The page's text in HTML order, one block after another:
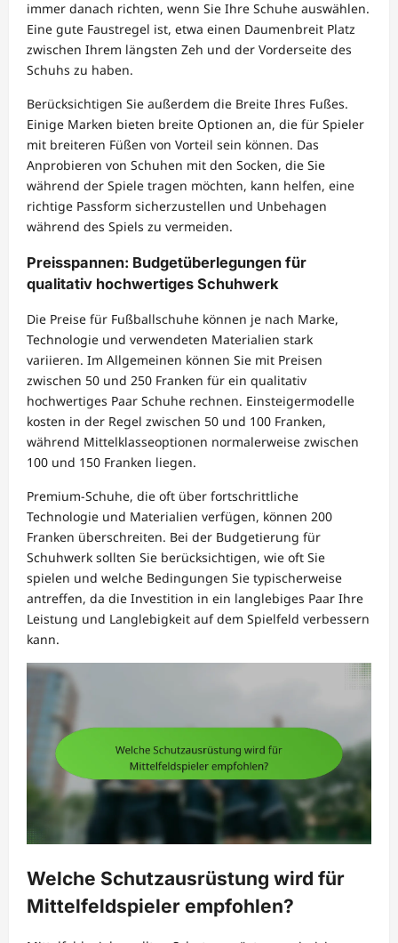
immer danach richten, wenn Sie Ihre Schuhe auswählen.
Eine gute Faustregel ist, etwa einen Daumenbreit Platz
zwischen Ihrem längsten Zeh und der Vorderseite des
Schuhs zu haben.
Berücksichtigen Sie außerdem die Breite Ihres Fußes.
Einige Marken bieten breite Optionen an, die für Spieler
mit breiteren Füßen von Vorteil sein können. Das
Anprobieren von Schuhen mit den Socken, die Sie
während der Spiele tragen möchten, kann helfen, eine
richtige Passform sicherzustellen und Unbehagen
während des Spiels zu vermeiden.
Preisspannen: Budgetüberlegungen für
qualitativ hochwertiges Schuhwerk
Die Preise für Fußballschuhe können je nach Marke,
Technologie und verwendeten Materialien stark
variieren. Im Allgemeinen können Sie mit Preisen
zwischen 50 und 250 Franken für ein qualitativ
hochwertiges Paar Schuhe rechnen. Einsteigermodelle
kosten in der Regel zwischen 50 und 100 Franken,
während Mittelklasseoptionen normalerweise zwischen
100 und 150 Franken liegen.
Premium-Schuhe, die oft über fortschrittliche
Technologie und Materialien verfügen, können 200
Franken überschreiten. Bei der Budgetierung für
Schuhwerk sollten Sie berücksichtigen, wie oft Sie
spielen und welche Bedingungen Sie typischerweise
antreffen, da die Investition in ein langlebiges Paar Ihre
Leistung und Langlebigkeit auf dem Spielfeld verbessern
kann.
Welche Schutzausrüstung wird für
Mittelfeldspieler empfohlen?